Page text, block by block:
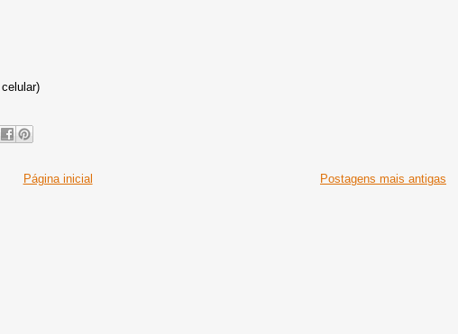
Postagens mais antigas
Página inicial